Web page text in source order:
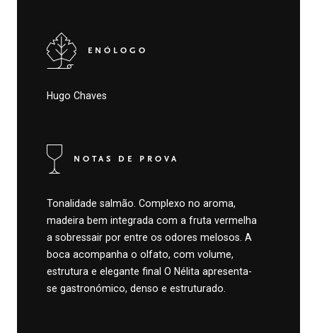
ENÓLOGO
Hugo Chaves
NOTAS DE PROVA
Tonalidade salmão. Complexo no aroma,
madeira bem integrada com a fruta vermelha
a sobressair por entre os odores melosos. A
boca acompanha o olfato, com volume,
estrutura e elegante final O Nélita apresenta-
se gastronómico, denso e estruturado.